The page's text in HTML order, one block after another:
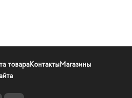
товараКонтактыМагазины